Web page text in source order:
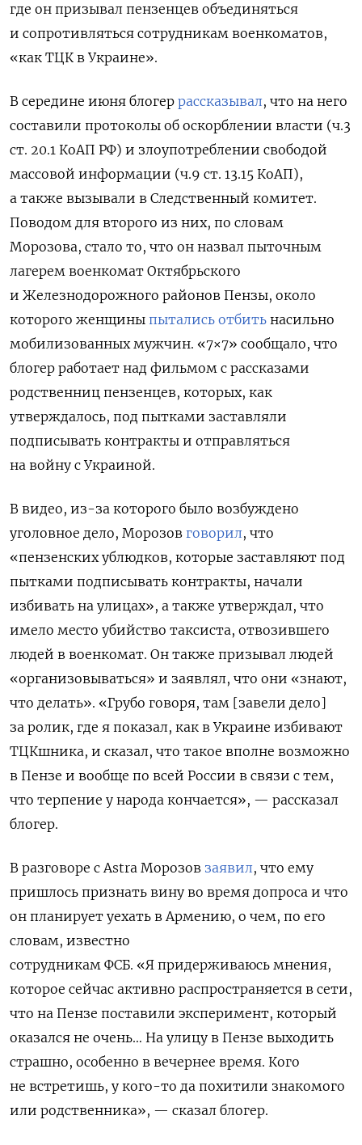
где он призывал пензенцев объединяться
и сопротивляться сотрудникам военкоматов,
«как ТЦК в Украине».
В середине июня блогер рассказывал, что на него
составили протоколы об оскорблении власти (ч.3
ст. 20.1 КоАП РФ) и злоупотреблении свободой
массовой информации (ч.9 ст. 13.15 КоАП),
а также вызывали в Следственный комитет.
Поводом для второго из них, по словам
Морозова, стало то, что он назвал пыточным
лагерем военкомат Октябрьского
и Железнодорожного районов Пензы, около
которого женщины пытались отбить насильно
мобилизованных мужчин. «7×7» сообщало, что
блогер работает над фильмом с рассказами
родственниц пензенцев, которых, как
утверждалось, под пытками заставляли
подписывать контракты и отправляться
на войну с Украиной.
В видео, из-за которого было возбуждено
уголовное дело, Морозов говорил, что
«пензенских ублюдков, которые заставляют под
пытками подписывать контракты, начали
избивать на улицах», а также утверждал, что
имело место убийство таксиста, отвозившего
людей в военкомат. Он также призывал людей
«организовываться» и заявлял, что они «знают,
что делать». «Грубо говоря, там [завели дело]
за ролик, где я показал, как в Украине избивают
ТЦКшника, и сказал, что такое вполне возможно
в Пензе и вообще по всей России в связи с тем,
что терпение у народа кончается», — рассказал
блогер.
В разговоре с Astra Морозов заявил, что ему
пришлось признать вину во время допроса и что
он планирует уехать в Армению, о чем, по его
словам, известно
сотрудникам ФСБ. «Я придерживаюсь мнения,
которое сейчас активно распространяется в сети,
что на Пензе поставили эксперимент, который
оказался не очень… На улицу в Пензе выходить
страшно, особенно в вечернее время. Кого
не встретишь, у кого-то да похитили знакомого
или родственника», — сказал блогер.